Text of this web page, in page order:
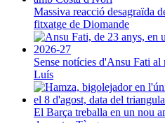
Massiva reacció desagraïda
fitxatge de Diomande
Sense notícies d'Ansu Fati
Luís
El Barça treballa en un nou